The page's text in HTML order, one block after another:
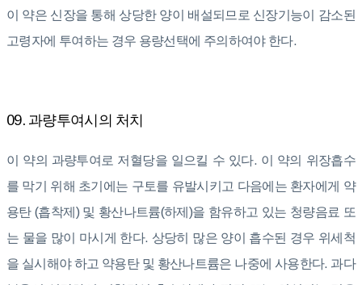
이 약은 신장을 통해 상당한 양이 배설되므로 신장기능이 감소된
고령자에 투여하는 경우 용량선택에 주의하여야 한다.
09. 과량투여시의 처치
이 약의 과량투여로 저혈당을 일으킬 수 있다. 이 약의 위장흡수
를 막기 위해 초기에는 구토를 유발시키고 다음에는 환자에게 약
용탄 (흡착제) 및 황산나트륨(하제)을 함유하고 있는 청량음료 또
는 물을 많이 마시게 한다. 상당히 많은 양이 흡수된 경우 위세척
을 실시해야 하고 약용탄 및 황산나트륨은 나중에 사용한다. 과다